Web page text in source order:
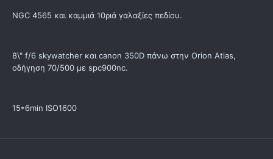
NGC 4565 και καμμιά 10ριά γαλαξίες πεδίου.
8\" f/6 skywatcher και canon 350D πάνω στην Orion Atlas,
οδήγηση 70/500 με spc900nc.
15*6min ISO1600